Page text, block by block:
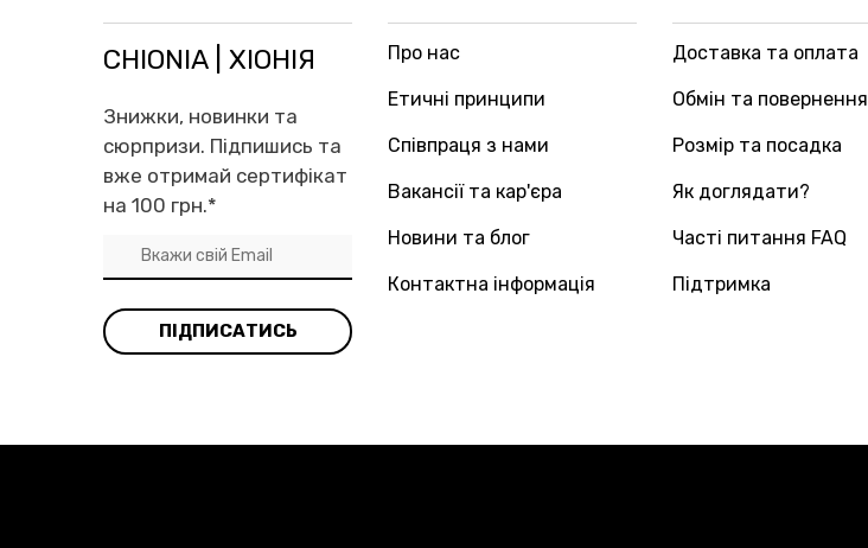
CHIONIA | ХІОНІЯ
Знижки, новинки та
сюрпризи. Підпишись та
вже отримай сертифікат
на 100 грн.*
ПІДПИСАТИСЬ
Про нас
Етичні принципи
Співпраця з нами
Вакансії та кар'єра
Новини та блог
Контактна інформація
Доставка та оплата
Обмін та повернення
Розмір та посадка
Як доглядати?
Часті питання FAQ
Підтримка